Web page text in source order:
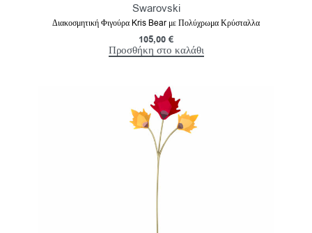
Swarovski
Διακοσμητική Φιγούρα Kris Bear με Πολύχρωμα Κρύσταλλα
105,00 €
Προσθήκη στο καλάθι